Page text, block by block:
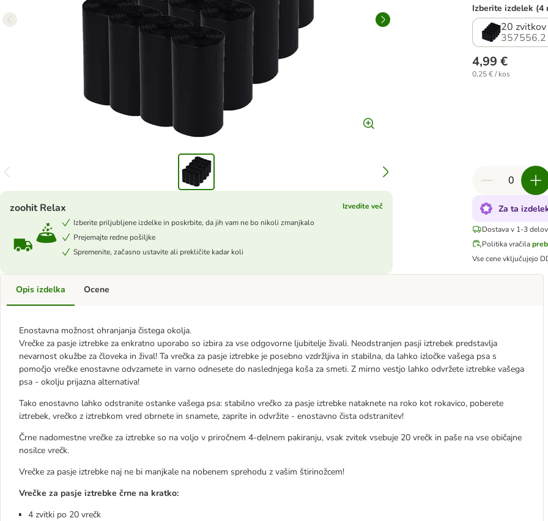
zoohit Relax
Izvedite več
Izberite priljubljene izdelke in poskrbite, da jih vam ne bo nikoli zmanjkalo
Prejemajte redne pošiljke
Spremenite, začasno ustavite ali prekličite kadar koli
Izberite izdelek (4
20
357556.2
4,99 €
0,25 € / kos
Za ta
Dostava v 1-3
Politika vračila
Vse cene vključujejo
Opis izdelka
Enostavna možnost ohranjanja čistega okolja.
Vrečke za pasje iztrebke za enkratno uporabo so izbira za vse odgovorne ljubitelje živali. Neodstranjen pasji iztrebek predstavlja
nevarnost okužbe za človeka in žival! Ta vrečka za pasje iztrebke je posebno vzdržljiva in stabilna, da lahko izločke vašega psa s
pomočjo vrečke enostavne odvzamete in varno odnesete do naslednjega koša za smeti. Z mirno vestjo lahko odvržete iztrebke vašega
psa - okolju prijazna alternativa!
Tako enostavno lahko odstranite ostanke vašega psa: stabilno vrečko za pasje iztrebke nataknete na roko kot rokavico, poberete
iztrebek, vrečko z iztrebkom vred obrnete in snamete, zaprite in odvržite - enostavno čista odstranitev!
Črne nadomestne vrečke za iztrebke so na voljo v priročnem 4-delnem pakiranju, vsak zvitek vsebuje 20 vrečk in paše na vse običajne
nosilce vrečk.
Vrečke za pasje iztrebke naj ne bi manjkale na nobenem sprehodu z vašim štirinožcem!
Vrečke za pasje iztrebke črne na kratko:
4 zvitki po 20 vrečk
Ocene